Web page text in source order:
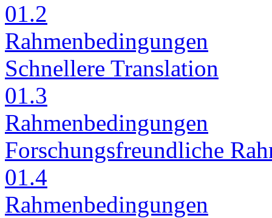
01.2
Rah­men­be­din­gun­gen
Schnel­le­re Trans­la­ti­on
01.3
Rah­men­be­din­gun­gen
For­schungs­freund­li­che
01.4
Rah­men­be­din­gun­gen